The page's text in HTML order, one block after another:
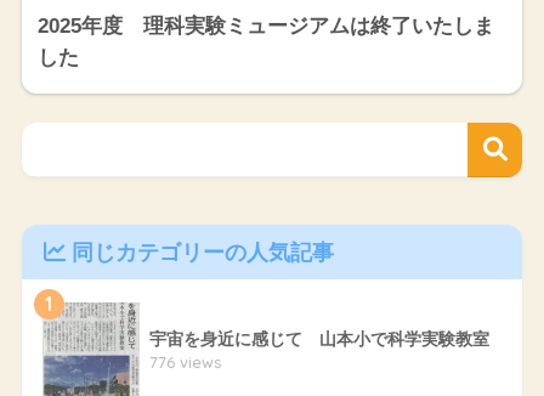
2025年度 理科実験ミュージアムは終了いたしま
した
同じカテゴリーの人気記事
1
宇宙を身近に感じて 山本小で科学実験教室
776 views